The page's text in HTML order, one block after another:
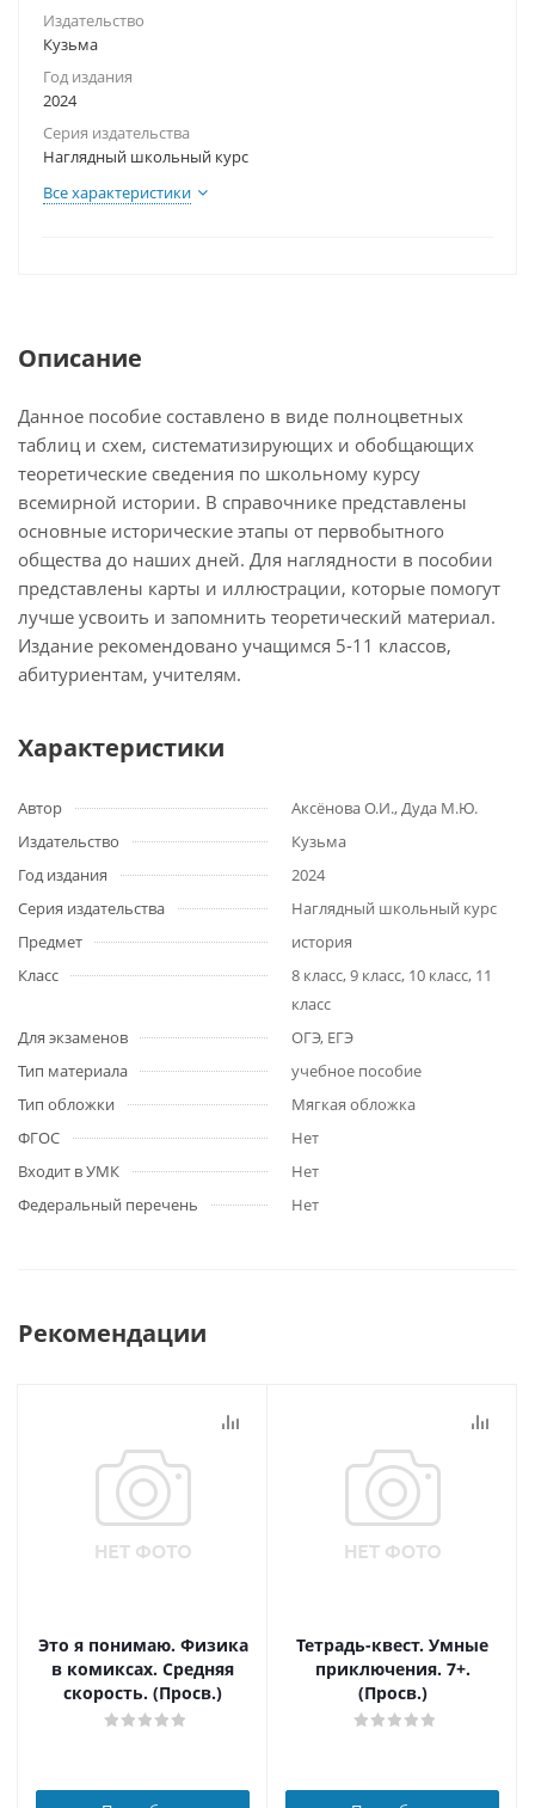
Издательство
Кузьма
Год издания
2024
Серия издательства
Наглядный школьный курс
Все характеристики
Описание
Данное пособие составлено в виде полноцветных
таблиц и схем, систематизирующих и обобщающих
теоретические сведения по школьному курсу
всемирной истории. В справочнике представлены
основные исторические этапы от первобытного
общества до наших дней. Для наглядности в пособии
представлены карты и иллюстрации, которые помогут
лучше усвоить и запомнить теоретический материал.
Издание рекомендовано учащимся 5-11 классов,
абитуриентам, учителям.
Характеристики
Автор
Аксёнова О.И., Дуда М.Ю.
Издательство
Кузьма
Год издания
2024
Серия издательства
Наглядный школьный курс
Предмет
история
Класс
8 класс, 9 класс, 10 класс, 11
класс
Для экзаменов
ОГЭ, ЕГЭ
Тип материала
учебное пособие
Тип обложки
Мягкая обложка
ФГОС
Нет
Входит в УМК
Нет
Федеральный перечень
Нет
Рекомендации
Это я понимаю. Физика
в комиксах. Средняя
скорость. (Просв.)
Тетрадь-квест. Умные
приключения. 7+.
(Просв.)